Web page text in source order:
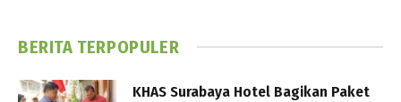
BERITA TERPOPULER
KHAS Surabaya Hotel Bagikan Paket